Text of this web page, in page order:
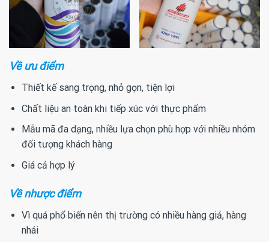
Về ưu điểm
Thiết kế sang trọng, nhỏ gọn, tiện lợi
Chất liệu an toàn khi tiếp xúc với thực phẩm
Mẫu mã đa dạng, nhiều lựa chọn phù hợp với nhiều nhóm
đối tượng khách hàng
Giá cả hợp lý
Về nhược điểm
Vì quá phổ biến nên thị trường có nhiều hàng giả, hàng
nhái